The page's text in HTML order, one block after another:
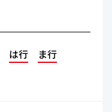
は行
ま行